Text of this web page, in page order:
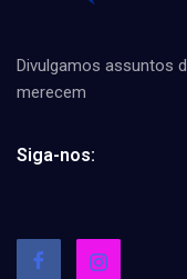
Divulgamos assuntos
merecem
Siga-nos: